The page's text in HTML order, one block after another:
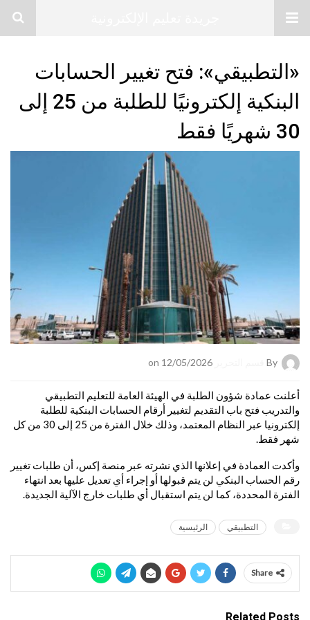
«التطبيقي»: فتح تغيير الحسابات
البنكية إلكترونيًا للطلبة من 25 إلى
30 شهريًا فقط
By
أعلنت عمادة شؤون الطلبة في الهيئة العامة للتعليم التطبيقي
والتدريب فتح باب التقديم لتغيير أرقام الحسابات البنكية للطلبة
إلكترونيا عبر النظام المعتمد، وذلك خلال الفترة من 25 إلى 30 من كل
شهر فقط.
وأكدت العمادة في إعلانها الذي نشرته عبر منصة إكس، أن طلبات تغيير
رقم الحساب البنكي لن يتم قبولها أو إجراء أي تعديل عليها بعد انتهاء
الفترة المحددة، كما لن يتم استقبال أي طلبات خارج الآلية الجديدة.
التطبيقي الرئيسية
Share
Related Posts